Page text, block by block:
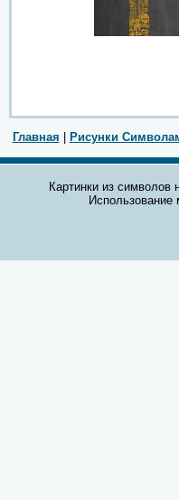
Главная Рисунки
Картинки из символов
Использование